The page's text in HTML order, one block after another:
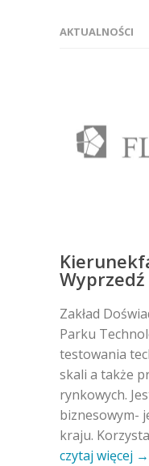
AKTUALNOŚCI
Zakład
Parku
testowania
skali a także
rynkowych.
biznesowym-
kraju.
czytaj więcej →